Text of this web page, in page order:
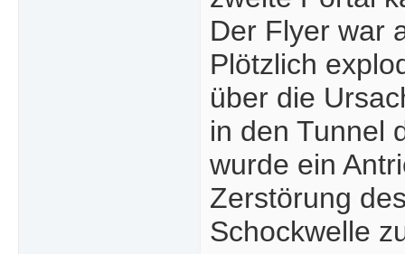
Der Flyer war
Plötzlich
über die
in den Tunnel
wurde ein
Zerstörung
Schockwelle